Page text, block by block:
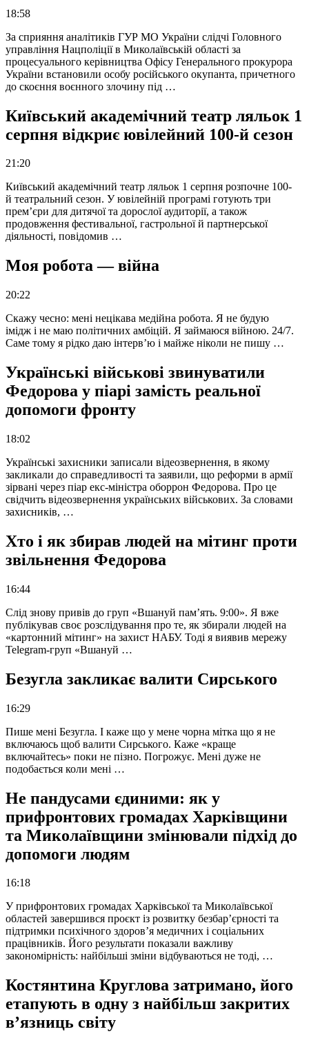
18:58
За сприяння аналітиків ГУР МО України слідчі Головного
управління Нацполіції в Миколаївській області за
процесуального керівництва Офісу Генерального прокурора
України встановили особу російського окупанта, причетного
до скоєння воєнного злочину під …
Київський академічний театр ляльок 1
серпня відкриє ювілейний 100-й сезон
21:20
Київський академічний театр ляльок 1 серпня розпочне 100-
й театральний сезон. У ювілейній програмі готують три
прем’єри для дитячої та дорослої аудиторії, а також
продовження фестивальної, гастрольної й партнерської
діяльності, повідомив …
Моя робота — війна
20:22
Скажу чесно: мені нецікава медійна робота. Я не будую
імідж і не маю політичних амбіцій. Я займаюся війною. 24/7.
Саме тому я рідко даю інтерв’ю і майже ніколи не пишу …
Українські військові звинуватили
Федорова у піарі замість реальної
допомоги фронту
18:02
Українські захисники записали відеозвернення, в якому
закликали до справедливості та заявили, що реформи в армії
зірвані через піар екс-міністра оборрон Федорова. Про це
свідчить відеозвернення українських військових. За словами
захисників, …
Хто і як збирав людей на мітинг проти
звільнення Федорова
16:44
Слід знову привів до груп «Вшануй пам’ять. 9:00». Я вже
публікував своє розслідування про те, як збирали людей на
«картонний мітинг» на захист НАБУ. Тоді я виявив мережу
Telegram-груп «Вшануй …
Безугла закликає валити Сирського
16:29
Пише мені Безугла. І каже що у мене чорна мітка що я не
включаюсь щоб валити Сирського. Каже «краще
включайтесь» поки не пізно. Погрожує. Мені дуже не
подобається коли мені …
Не пандусами єдиними: як у
прифронтових громадах Харківщини
та Миколаївщини змінювали підхід до
допомоги людям
16:18
У прифронтових громадах Харківської та Миколаївської
областей завершився проєкт із розвитку безбар’єрності та
підтримки психічного здоров’я медичних і соціальних
працівників. Його результати показали важливу
закономірність: найбільші зміни відбуваються не тоді, …
Костянтина Круглова затримано, його
етапують в одну з найбільш закритих
в’язниць світу